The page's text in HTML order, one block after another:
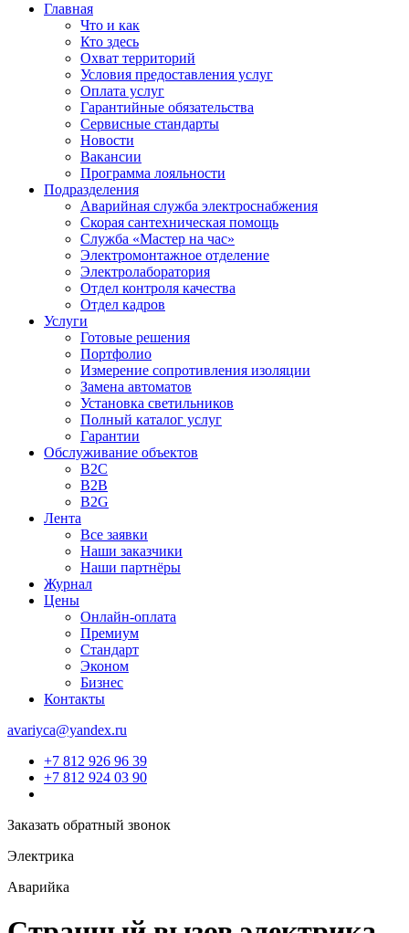
Главная
Что и как
Кто здесь
Охват территорий
Условия предоставления услуг
Оплата услуг
Гарантийные обязательства
Сервисные стандарты
Новости
Вакансии
Программа лояльности
Подразделения
Аварийная служба электроснабжения
Скорая сантехническая помощь
Служба «Мастер на час»
Электромонтажное отделение
Электролаборатория
Отдел контроля качества
Отдел кадров
Услуги
Готовые решения
Портфолио
Измерение сопротивления изоляции
Замена автоматов
Установка светильников
Полный каталог услуг
Гарантии
Обслуживание объектов
B2C
B2B
B2G
Лента
Все заявки
Наши заказчики
Наши партнёры
Журнал
Цены
Онлайн-оплата
Премиум
Стандарт
Эконом
Бизнес
Контакты
avariyca@yandex.ru
+7 812 926 96 39
+7 812 924 03 90
Заказать обратный звонок
Электрика
Аварийка